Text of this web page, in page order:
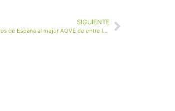
SIGUIENTE
Nuestro ‘Rincón de la Subbética’ obtiene el Premio Alimentos de España al mejor AOVE de entre los mejores